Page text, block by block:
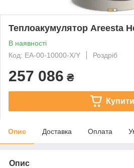
Теплоакумулятор Areesta
В наявності
Код: EA-00-10000-X/Y
Роздріб
257 086 ₴
Купити
Опис Доставка Оплата
Опис